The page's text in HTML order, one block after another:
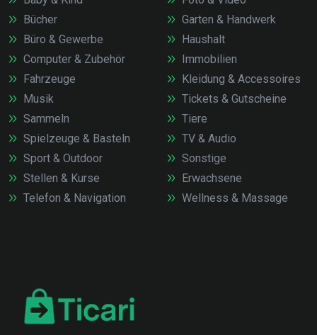
Bücher
Büro & Gewerbe
Computer & Zubehör
Fahrzeuge
Garten & Handwerk
Haushalt
Immobilien
Kleidung & Accessoires
Musik
Sammeln
Spielzeuge & Basteln
Sport & Outdoor
Stellen & Kurse
Telefon & Navigation
Tickets & Gutscheine
Tiere
TV & Audio
Sonstige
Erwachsene
Wellness & Massage